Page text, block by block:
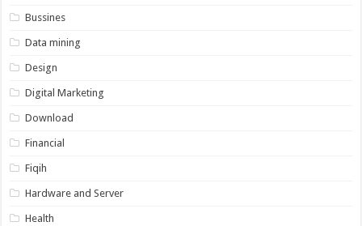
Bussines
Data mining
Design
Digital Marketing
Download
Financial
Fiqih
Hardware and Server
Health